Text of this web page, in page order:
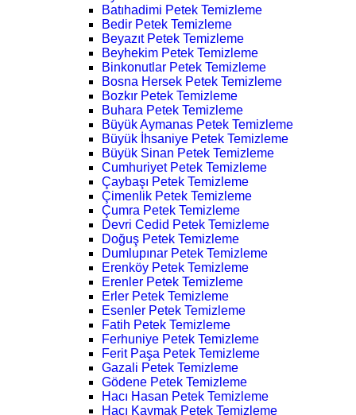
Batıhadimi Petek Temizleme
Bedir Petek Temizleme
Beyazıt Petek Temizleme
Beyhekim Petek Temizleme
Binkonutlar Petek Temizleme
Bosna Hersek Petek Temizleme
Bozkır Petek Temizleme
Buhara Petek Temizleme
Büyük Aymanas Petek Temizleme
Büyük İhsaniye Petek Temizleme
Büyük Sinan Petek Temizleme
Cumhuriyet Petek Temizleme
Çaybaşı Petek Temizleme
Çimenlik Petek Temizleme
Çumra Petek Temizleme
Devri Cedid Petek Temizleme
Doğuş Petek Temizleme
Dumlupınar Petek Temizleme
Erenköy Petek Temizleme
Erenler Petek Temizleme
Erler Petek Temizleme
Esenler Petek Temizleme
Fatih Petek Temizleme
Ferhuniye Petek Temizleme
Ferit Paşa Petek Temizleme
Gazali Petek Temizleme
Gödene Petek Temizleme
Hacı Hasan Petek Temizleme
Hacı Kaymak Petek Temizleme